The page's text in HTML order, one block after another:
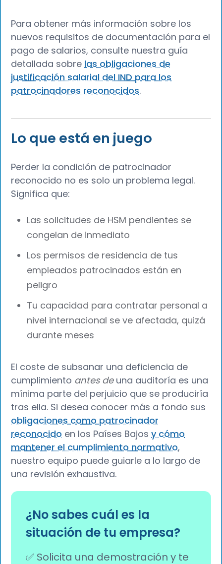
Para obtener más información sobre los
nuevos requisitos de documentación para el
pago de salarios, consulte nuestra guía
detallada sobrelas obligaciones de
justificación salarial del IND para los
patrocinadores reconocidos.
Lo que está en juego
Perder la condición de patrocinador
reconocido no es solo un problema legal.
Significa que:
Las solicitudes de HSM pendientes se
congelan de inmediato
Los permisos de residencia de tus
empleados patrocinados están en
peligro
Tu capacidad para contratar personal a
nivel internacional se ve afectada, quizá
durante meses
El coste de subsanar una deficiencia de
cumplimiento antes deuna auditoría es una
mínima parte del perjuicio que se produciría
tras ella. Si desea conocer más a fondo sus
obligaciones como patrocinador
reconocido en los Países Bajosy cómo
mantener el cumplimiento normativo,
nuestro equipo puede guiarle a lo largo de
una revisión exhaustiva.
¿No sabes cuál es la
situación de tu empresa?
✅ Solicita una demostración y te